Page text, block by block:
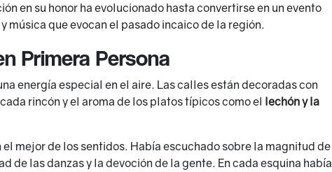
en su honor ha evolucionado hasta convertirse en un evento
que evocan el pasado incaico de la región.
Primera Persona
energía especial en el aire. Las calles están decoradas con
rincón y el aroma de los platos típicos como el lechón y la
mejor de los sentidos. Había escuchado sobre la magnitud de
de las danzas y la devoción de la gente. En cada esquina había